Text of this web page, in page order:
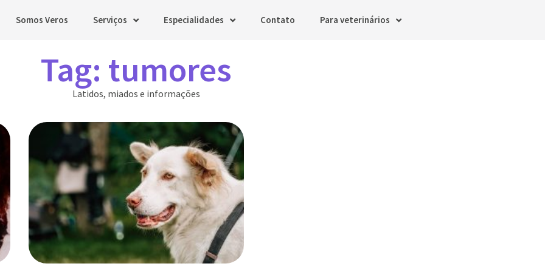
Somos Veros Serviços Especialidades Contato Para veterinários
Tag: tumores
Latidos, miados e informações